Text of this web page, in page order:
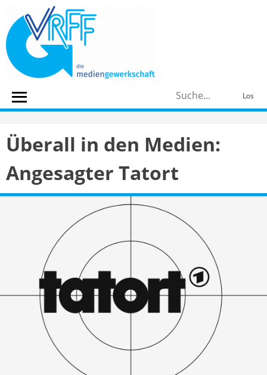
content
Los
Überall in den Medien:
Angesagter Tatort